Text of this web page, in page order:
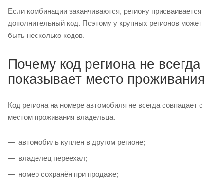
Если комбинации заканчиваются, региону присваивается
дополнительный код. Поэтому у крупных регионов может
быть несколько кодов.
Почему код региона не всегда
показывает место проживания
Код региона на номере автомобиля не всегда совпадает с
местом проживания владельца.
автомобиль куплен в другом регионе;
владелец переехал;
номер сохранён при продаже;